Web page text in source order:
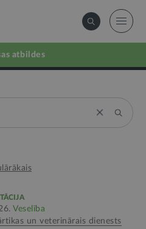
atbildes
Veselība
un veterinārais dienests